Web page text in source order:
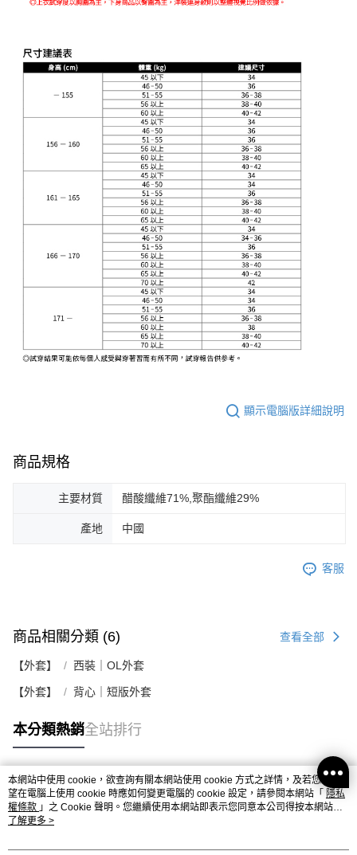
顯示電腦版詳細說明
商品規格
主要材質 醋酸纖維71%,聚酯纖維29%
產地 中國
客服
商品相關分類 (6) 查看全部
【外套】 西裝｜OL外套
【外套】 背心｜短版外套
本分類熱銷全站排行
熱門標籤
本網站中使用 cookie，欲查詢有關本網站使用 cookie 方式之詳情，及若您不希
望在電腦上使用 cookie 時應如何變更電腦的 cookie 設定，請參閱本網站「 隱私
權條款 」之 Cookie 聲明。您繼續使用本網站即表示您同意本公司得按本網站使
用條款之 Cookie 聲明使用 cookie。
了解更多 >